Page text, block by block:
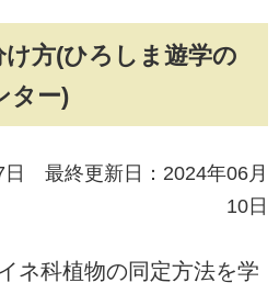
方(ひろしま遊学の
ター)
日 最終更新日：2024年06月
10日
科植物の同定方法を学